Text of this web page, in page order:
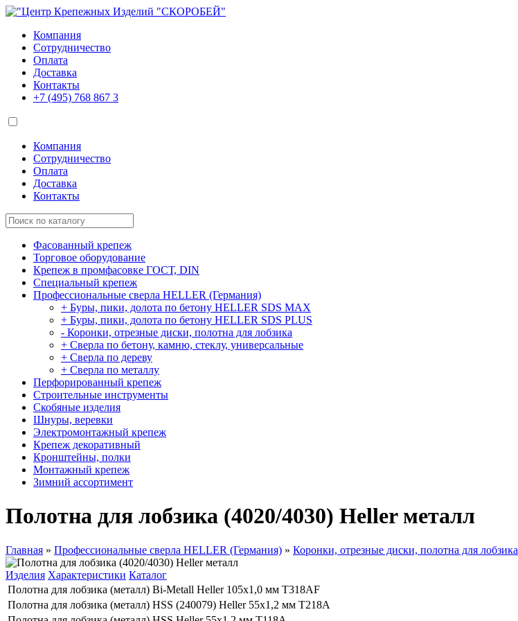
Компания
Сотрудничество
Оплата
Доставка
Контакты
+7 (495) 768 867 3
Компания
Сотрудничество
Оплата
Доставка
Контакты
Фасованный крепеж
Торговое оборудование
Крепеж в промфасовке ГОСТ, DIN
Специальный крепеж
Профессиональные сверла HELLER (Германия)
+ Буры, пики, долота по бетону HELLER SDS MAX
+ Буры, пики, долота по бетону HELLER SDS PLUS
- Коронки, отрезные диски, полотна для лобзика
+ Сверла по бетону, камню, стеклу, универсальные
+ Сверла по дереву
+ Сверла по металлу
Перфорированный крепеж
Строительные инструменты
Скобяные изделия
Шнуры, веревки
Электромонтажный крепеж
Крепеж декоративный
Кронштейны, полки
Монтажный крепеж
Зимний ассортимент
Полотна для лобзика (4020/4030) Нeller металл
Главная » Профессиональные сверла HELLER (Германия) » Коронки, отрезные диски, полотна для лобзика
Изделия Характеристики Каталог
Полотна для лобзика (металл) Bi-Мetall Нeller 105х1,0 мм T318AF
Полотна для лобзика (металл) HSS (240079) Нeller 55х1,2 мм T218A